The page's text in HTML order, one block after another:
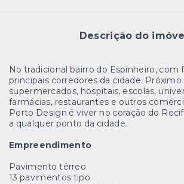
Descrição do
No tradicional bairro do Espinheiro, com
principais corredores da cidade. Próximo
supermercados, hospitais, escolas,
farmácias, restaurantes e outros
Porto Design é viver no coração do
a qualquer ponto da cidade.
Empreendimento
Pavimento térreo
13 pavimentos tipo